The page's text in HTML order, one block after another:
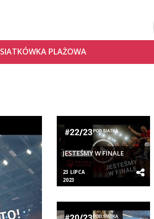
SIATKÓWKA PLAŻOWA
JESTEŚMY W FINALE
23 LIPCA
2023